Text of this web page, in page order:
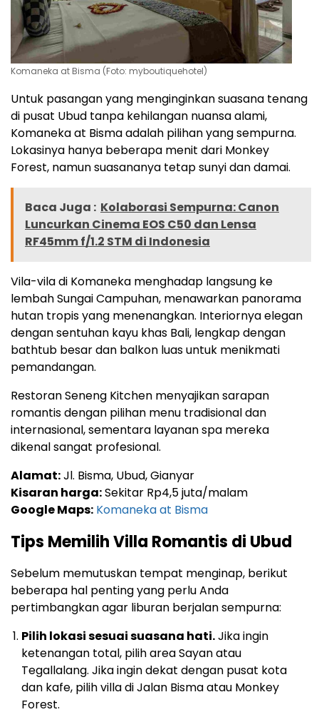
Komaneka at Bisma (Foto: myboutiquehotel)
Untuk pasangan yang menginginkan suasana tenang
di pusat Ubud tanpa kehilangan nuansa alami,
Komaneka at Bisma adalah pilihan yang sempurna.
Lokasinya hanya beberapa menit dari Monkey
Forest, namun suasananya tetap sunyi dan damai.
Baca Juga : Kolaborasi Sempurna: Canon
Luncurkan Cinema EOS C50 dan Lensa
RF45mm f/1.2 STM di Indonesia
Vila-vila di Komaneka menghadap langsung ke
lembah Sungai Campuhan, menawarkan panorama
hutan tropis yang menenangkan. Interiornya elegan
dengan sentuhan kayu khas Bali, lengkap dengan
bathtub besar dan balkon luas untuk menikmati
pemandangan.
Restoran Seneng Kitchen menyajikan sarapan
romantis dengan pilihan menu tradisional dan
internasional, sementara layanan spa mereka
dikenal sangat profesional.
Alamat:Jl. Bisma, Ubud, Gianyar
Kisaran harga:Sekitar Rp4,5 juta/malam
Google Maps: Komaneka at Bisma
Tips Memilih Villa Romantis di Ubud
Sebelum memutuskan tempat menginap, berikut
beberapa hal penting yang perlu Anda
pertimbangkan agar liburan berjalan sempurna:
Pilih lokasi sesuai suasana hati.Jika ingin
ketenangan total, pilih area Sayan atau
Tegallalang. Jika ingin dekat dengan pusat kota
dan kafe, pilih villa di Jalan Bisma atau Monkey
Forest.